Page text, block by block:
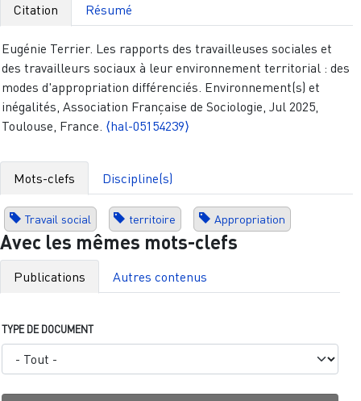
Citation Résumé
Eugénie Terrier. Les rapports des travailleuses sociales et
des travailleurs sociaux à leur environnement territorial : des
modes d'appropriation différenciés. Environnement(s) et
inégalités, Association Française de Sociologie, Jul 2025,
Toulouse, France. ⟨hal-05154239⟩
Mots-clefs Discipline(s)
Travail social territoire Appropriation
Avec les mêmes mots-clefs
Publications Autres contenus
TYPE DE DOCUMENT